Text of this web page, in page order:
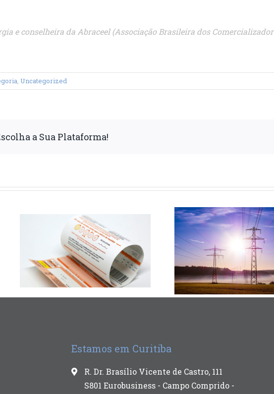
e conselheira da Abraceel (Associação Brasileira dos
, Uncategorized
a Sua Plataforma!
Estamos em Curitiba
R. Dr. Brasílio Vicente de Castro, 111
S801 Eurobusiness - Campo Comprido -